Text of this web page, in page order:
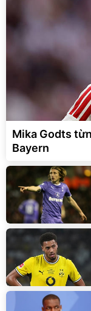
Mika Godts
Bayern